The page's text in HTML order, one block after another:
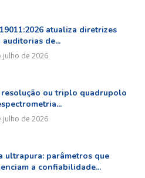
atualiza diretrizes
auditorias de...
julho de 2026
ou triplo quadrupolo
julho de 2026
ultrapura: parâmetros que
a confiabilidade...